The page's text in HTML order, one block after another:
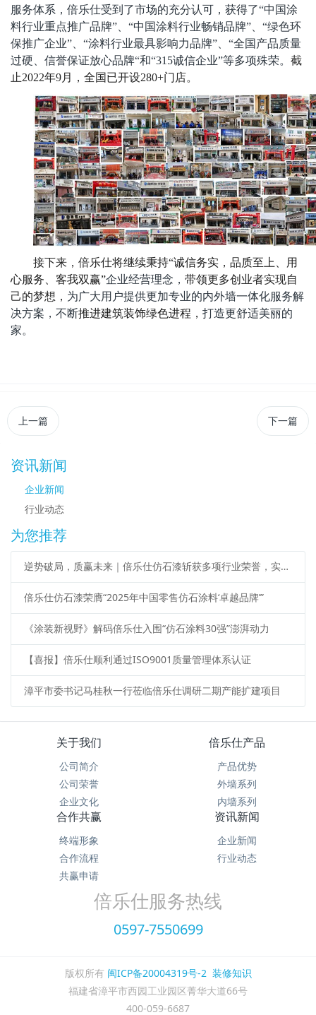
服务体系， 倍乐仕受到了市场的充分认可， 获得了“中国涂
料行业重点推广品牌”、“中国涂料行业畅销品牌”、“绿色环
保推广企业”、“涂料行业最具影响力品牌”、“全国产品质量
过硬、信誉保证放心品牌“和“315诚信企业”等多项殊荣。 截
止2022年9月 ，全国已开设280+门店。
接下来，倍乐仕将继续秉持“诚信务实，品质至上、用
心服务、客我双赢”企业经营理念， 带领更多创业者实现自
己的梦想 ， 为广大用户提供更加专业的内外墙一体化服务解
决方案，不断推进建筑装饰绿色进程， 打造更舒适美丽的
家。
上一篇 下一篇
资讯新闻
企业新闻
行业动态
为您推荐
逆势破局，质赢未来｜倍乐仕仿石漆斩获多项行业荣誉，实力再获权威认证！
倍乐仕仿石漆荣膺“2025年中国零售仿石涂料‘卓越品牌’”
《涂装新视野》解码倍乐仕入围“仿石涂料30强”澎湃动力
【喜报】倍乐仕顺利通过ISO9001质量管理体系认证
漳平市委书记马桂秋一行莅临倍乐仕调研二期产能扩建项目
关于我们
公司简介
公司荣誉
企业文化
倍乐仕产品
产品优势
外墙系列
内墙系列
合作共赢
终端形象
合作流程
共赢申请
资讯新闻
企业新闻
行业动态
倍乐仕服务热线
0597-7550699
版权所有 闽ICP备20004319号-2 装修知识
福建省漳平市西园工业园区菁华大道66号
400-059-6687